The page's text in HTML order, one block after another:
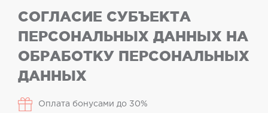
СОГЛАСИЕ СУБЪЕКТА
ПЕРСОНАЛЬНЫХ ДАННЫХ НА
ОБРАБОТКУ ПЕРСОНАЛЬНЫХ
ДАННЫХ
Оплата бонусами до 30%